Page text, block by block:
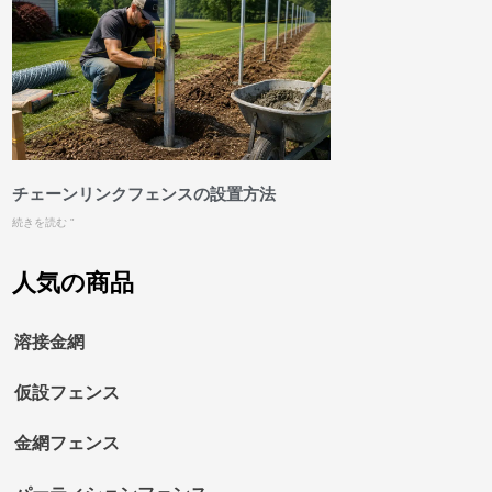
チェーンリンクフェンスの設置方法
続きを読む "
人気の商品
溶接金網
仮設フェンス
金網フェンス